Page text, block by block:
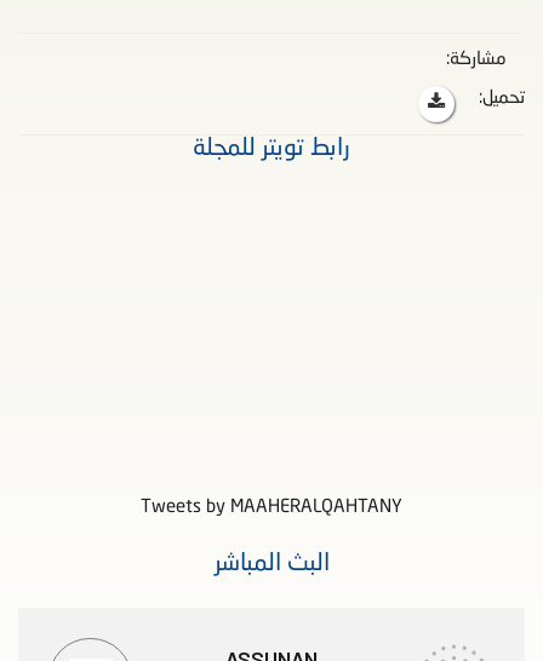
مشاركة:
تحميل:
رابط تويتر للمجلة
Tweets by MAAHERALQAHTANY
البث المباشر